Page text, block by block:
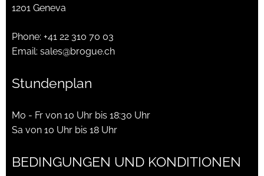
1201 Geneva
Phone: +41 22 310 70 03
Email: sales@brogue.ch
Stundenplan
Mo - Fr von 10 Uhr bis 18:30 Uhr
Sa von 10 Uhr bis 18 Uhr
BEDINGUNGEN UND KONDITIONEN